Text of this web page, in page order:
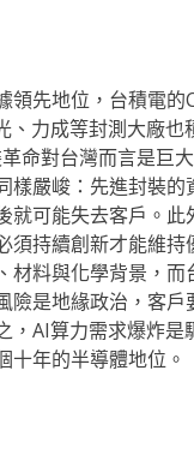
領先地位，台積電
力成等封測大廠
命對台灣而言是巨
樣嚴峻：先進封裝
就可能失去客戶。
須持續創新才能維
材料與化學背景，
險是地緣政治，客
，AI算力需求爆炸
十年的半導體地位。